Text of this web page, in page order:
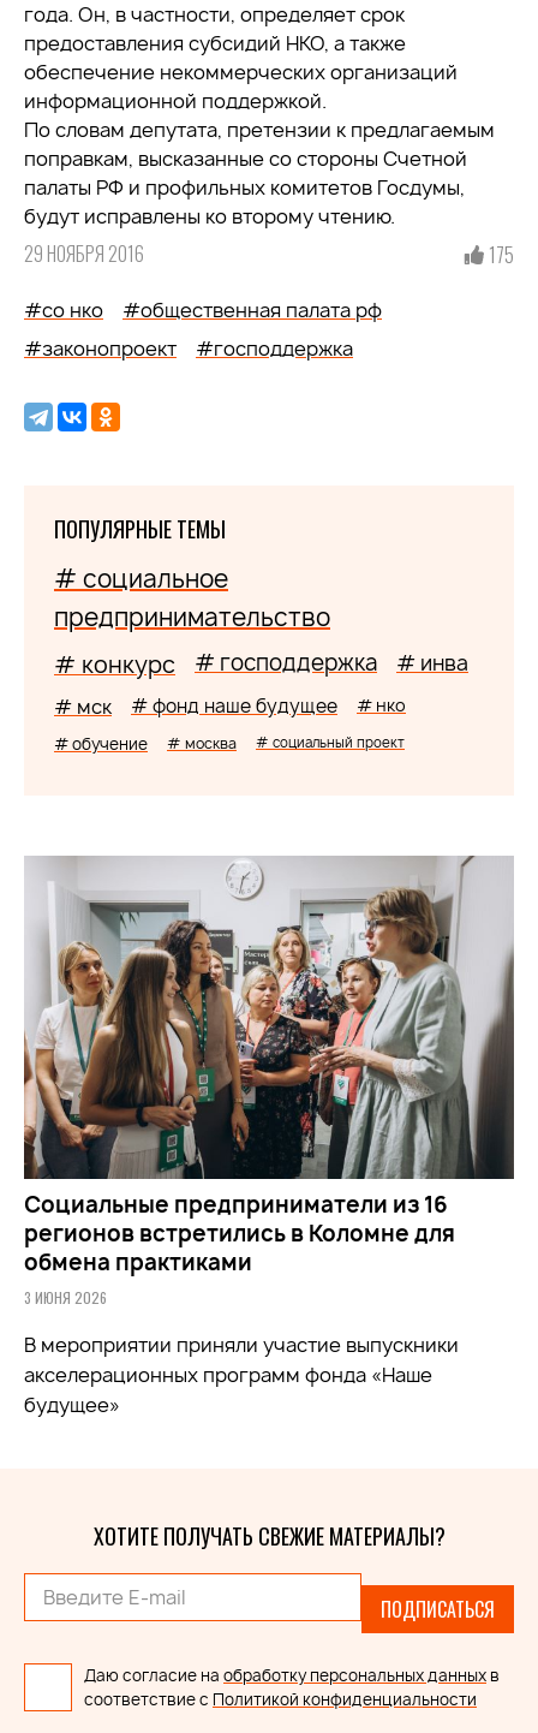
года. Он, в частности, определяет срок
предоставления субсидий НКО, а также
обеспечение некоммерческих организаций
информационной поддержкой.
По словам депутата, претензии к предлагаемым
поправкам, высказанные со стороны Счетной
палаты РФ и профильных комитетов Госдумы,
будут исправлены ко второму чтению.
29 НОЯБРЯ 2016 175
#co нко
#общественная палата рф
#законопроект
#господдержка
ПОПУЛЯРНЫЕ ТЕМЫ
# социальное
предпринимательство
# конкурс # господдержка # инва
# мск # фонд наше будущее # нко
# обучение # москва # социальный проект
Социальные предприниматели из 16
регионов встретились в Коломне для
обмена практиками
3 ИЮНЯ 2026
В мероприятии приняли участие выпускники
акселерационных программ фонда «Наше
будущее»
ХОТИТЕ ПОЛУЧАТЬ СВЕЖИЕ МАТЕРИАЛЫ?
ПОДПИСАТЬСЯ
Даю согласие на обработку персональных данных в
соответствие с Политикой конфиденциальности